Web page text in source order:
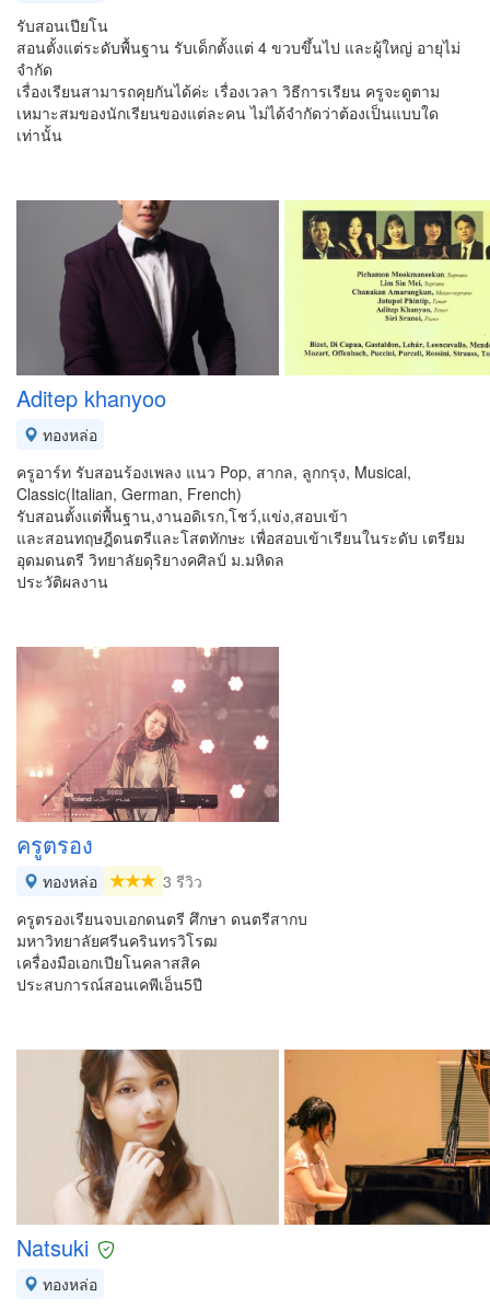
รับสอนเปียโน
สอนตั้งแต่ระดับพื้นฐาน รับเด็กตั้งแต่ 4 ขวบขึ้นไป และผู้ใหญ่ อายุไม่
จำกัด
เรื่องเรียนสามารถคุยกันได้ค่ะ เรื่องเวลา วิธีการเรียน ครูจะดูตาม
เหมาะสมของนักเรียนของแต่ละคน ไม่ได้จำกัดว่าต้องเป็นแบบใด
เท่านั้น
Aditep khanyoo
ทองหล่อ
ครูอาร์ท รับสอนร้องเพลง แนว Pop, สากล, ลูกกรุง, Musical,
Classic(Italian, German, French)
รับสอนตั้งแต่พื้นฐาน,งานอดิเรก,โชว์,แข่ง,สอบเข้า
และสอนทฤษฎีดนตรีและโสตทักษะ เพื่อสอบเข้าเรียนในระดับ เตรียม
อุดมดนตรี วิทยาลัยดุริยางคศิลป์ ม.มหิดล
ประวัติผลงาน
ครูตรอง
ทองหล่อ
3 รีวิว
ครูตรองเรียนจบเอกดนตรี ศึกษา ดนตรีสากบ
มหาวิทยาลัยศรีนครินทรวิโรฒ
เครื่องมือเอกเปียโนคลาสสิค
ประสบการณ์สอนเคพีเอ็น5ปี
Natsuki
ทองหล่อ